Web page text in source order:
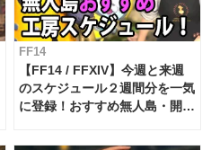
FF14
【FF14 / FFXIV】今週と来週
のスケジュール２週間分を一気
に登録！おすすめ無人島・開拓